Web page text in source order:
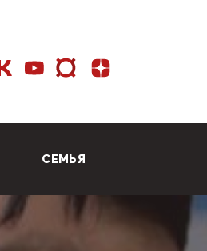
СЕМЬЯ